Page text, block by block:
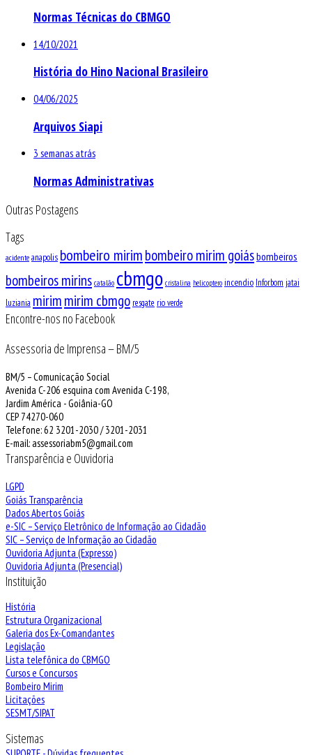
Normas Técnicas do CBMGO
14/10/2021
História do Hino Nacional Brasileiro
04/06/2025
Arquivos Siapi
3 semanas atrás
Normas Administrativas
Outras Postagens
Tags
acidente anapolis bombeiro mirimbombeiro mirim goiásbombeiros
bombeiros mirins catalão cbmgo cristalina helicoptero incendio Inforbom jatai
luziania mirimmirim cbmgo resgate rio verde
Encontre-nos no Facebook
Assessoria de Imprensa – BM/5
BM/5 – Comunicação Social
Avenida C-206 esquina com Avenida C-198,
Jardim América - Goiânia-GO
CEP 74270-060
Telefone: 62 3201-2030 / 3201-2031
E-mail: assessoriabm5@gmail.com
Transparência e Ouvidoria
LGPD
Goiás Transparência
Dados Abertos Goiás
e-SIC – Serviço Eletrônico de Informação ao Cidadão
SIC – Serviço de Informação ao Cidadão
Ouvidoria Adjunta (Expresso)
Ouvidoria Adjunta (Presencial)
Instituição
História
Estrutura Organizacional
Galeria dos Ex-Comandantes
Legislação
Lista telefônica do CBMGO
Cursos e Concursos
Bombeiro Mirim
Licitações
SESMT/SIPAT
Sistemas